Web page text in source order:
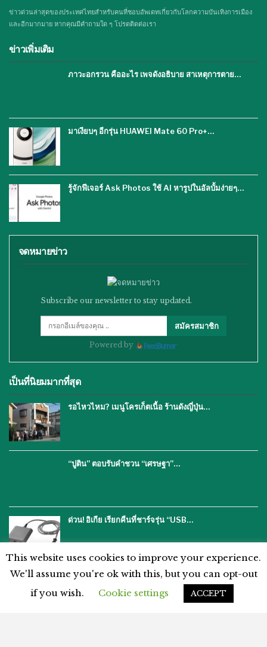
ข่าวด่วนล่าสุดของประเทศไทยสำหรับคนที่ชอบอัพเดทเกี่ยวกับโลกความบันเทิงการเมือง
และอีกมากมาย หากคุณมีคำถามใด ๆ โปรดติดต่อเรา
ข่าวเพิ่มเติม
ภาวะอกรวน คืออะไร เพจดังอธิบาย สาเหตุการตาย…
มาเงียบๆ อีกรุ่น HUAWEI Mate 60 Pro+…
รู้จักฟีเจอร์ Ask Photos ใช้ AI หารูปในอัลบั้มง่ายๆ…
จดหมายข่าว
Subscribe our newsletter to stay updated.
สมัครสมาชิก
Powered by
เป็นที่นิยมมากที่สุด
รอไหวไหม? เมนูโครเก็ตเนื้อ ร้านดังญี่ปุ่น…
“ปูติน” ตอบรับคำชวน “เศรษฐา”…
ด่วน! อิเกีย เรียกคืนที่ชาร์จรุ่น “USB…
นโยบายความเป็นส่วนตัว
This website uses cookies to improve your experience.
We'll assume you're ok with this, but you can opt-out
if you wish.
Cookie settings ACCEPT